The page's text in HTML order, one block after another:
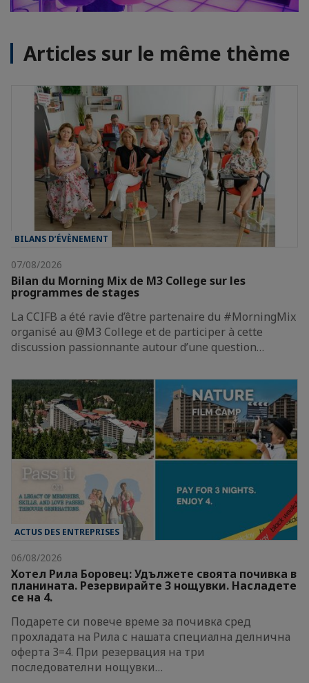
Articles sur le même thème
BILANS D’ÉVÈNEMENT
07/08/2026
Bilan du Morning Mix de M3 College sur les
programmes de stages
La CCIFB a été ravie d’être partenaire du #MorningMix
organisé au @M3 College et de participer à cette
discussion passionnante autour d’une question…
ACTUS DES ENTREPRISES
06/08/2026
Хотел Рила Боровец: Удължете своята почивка в
планината. Резервирайте 3 нощувки. Насладете
се на 4.
Подарете си повече време за почивка сред
прохладата на Рила с нашата специална делнична
оферта 3=4. При резервация на три
последователни нощувки…